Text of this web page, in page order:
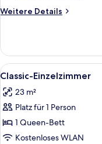
Weitere Details
Weitere
Suite
Alle
Fotos
für
Classic-
Einzelzimmer
anzeigen
1
Classic-Einzelzimmer
23 m²
Platz für 1 Person
1 Queen-Bett
Kostenloses WLAN